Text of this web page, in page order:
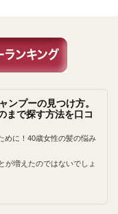
ンプーの見つけ方。
まで探す方法を口コ
めに！40歳女性の髪の悩み
が増えたのではないでしょ